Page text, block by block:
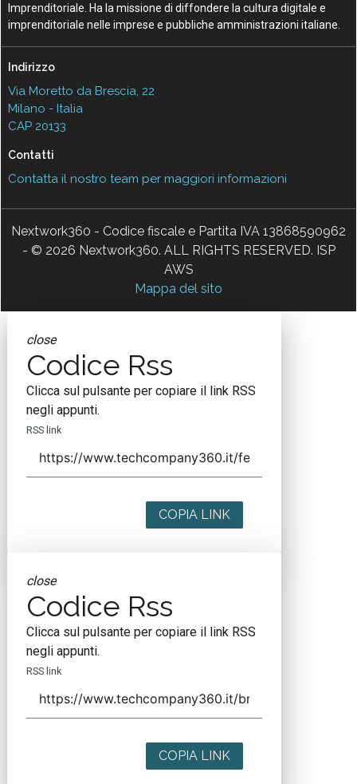
Imprenditoriale. Ha la missione di diffondere la cultura digitale e
imprenditoriale nelle imprese e pubbliche amministrazioni italiane.
Indirizzo
Via Moretto da Brescia, 22
Milano - Italia
CAP 20133
Contatti
Contatta il nostro team per maggiori informazioni
Nextwork360 - Codice fiscale e Partita IVA 13868590962
- © 2026 Nextwork360. ALL RIGHTS RESERVED. ISP
AWS
Mappa del sito
close
Codice Rss
Clicca sul pulsante per copiare il link RSS
negli appunti.
RSS link
COPIA LINK
close
Codice Rss
Clicca sul pulsante per copiare il link RSS
negli appunti.
RSS link
COPIA LINK